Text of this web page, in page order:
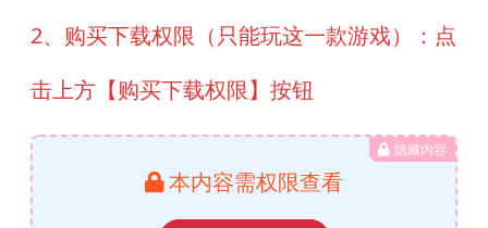
2、购买下载权限（只能玩这一款游戏）：点
击上方【购买下载权限】按钮
隐藏内容
本内容需权限查看